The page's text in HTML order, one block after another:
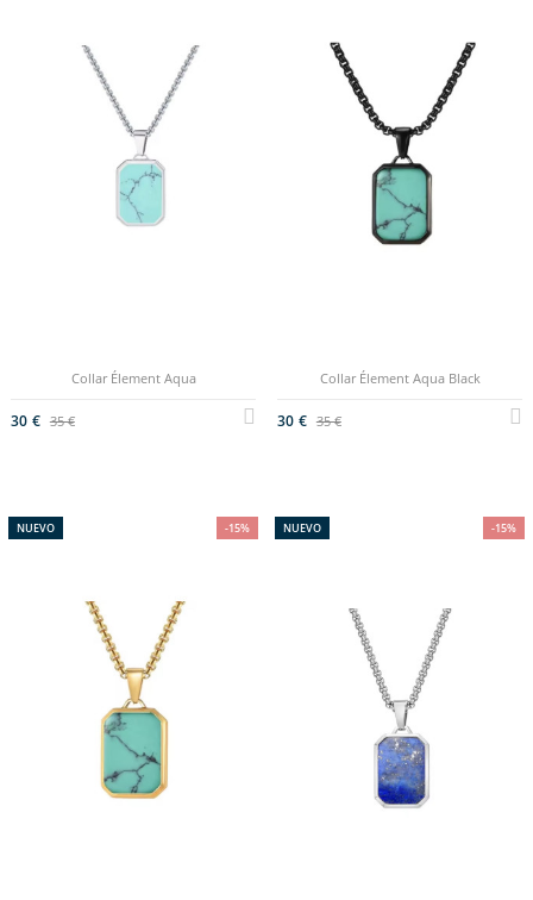
Collar Élement Aqua
30 € 35 €
Collar Élement Aqua Black
30 € 35 €
-15%
NUEVO -15%
NUEVO